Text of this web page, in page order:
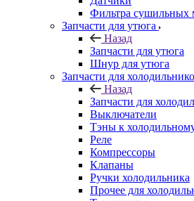
Фильтра сушильных
Запчасти для утюга
Назад
Запчасти для утюга
Шнур для утюга
Запчасти для
Назад
Запчасти для
Выключатели
Тэны к
Реле
Компрессоры
Клапаны
Ручки холодильника
Прочее для